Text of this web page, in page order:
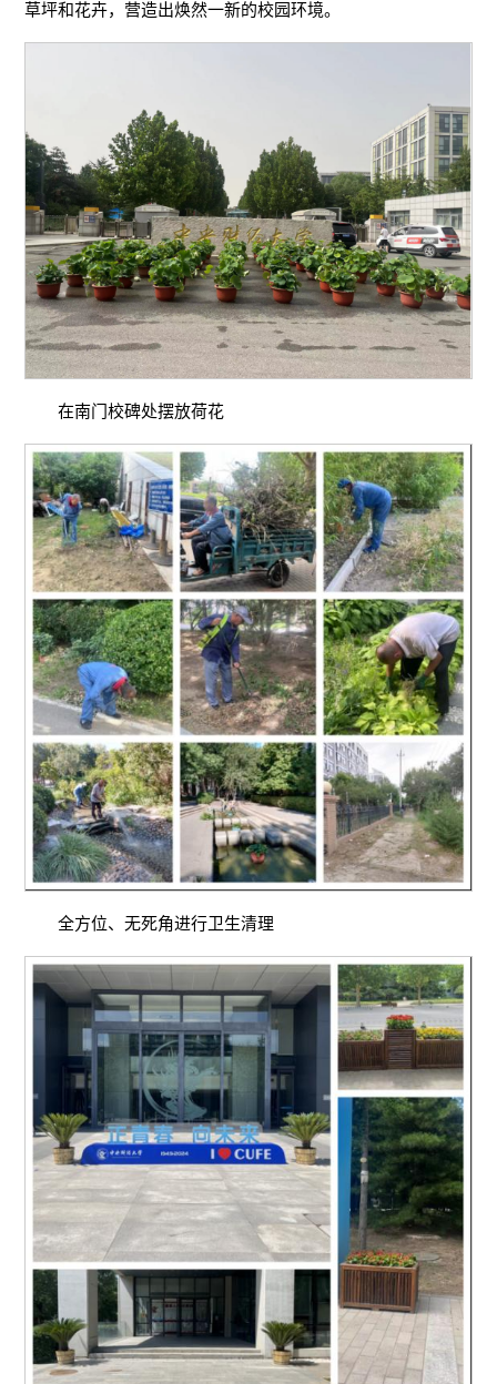
草坪和花卉，营造出焕然一新的校园环境。
在南门校碑处摆放荷花
全方位、无死角进行卫生清理